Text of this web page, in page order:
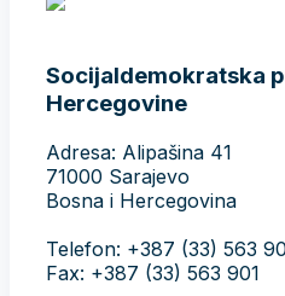
Socijaldemokratska
Hercegovine
Adresa: Alipašina 41
71000 Sarajevo
Bosna i Hercegovina
Telefon: +387 (33) 563
Fax: +387 (33) 563 901